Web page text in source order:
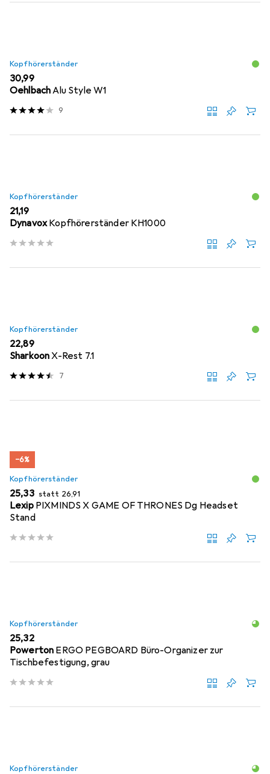
Kopfhörerständer
EUR
30,99
OehlbachAlu Style W1
9
Kopfhörerständer
EUR
21,19
DynavoxKopfhörerständer KH1000
Kopfhörerständer
EUR
22,89
SharkoonX-Rest 7.1
7
−6%
Kopfhörerständer
EUR
25,33 statt EUR
26,91
Lexip PIXMINDS X GAME OF THRONES Dg Headset
Stand
Kopfhörerständer
EUR
25,32
Powerton ERGO PEGBOARD Büro-Organizer zur
Tischbefestigung, grau
Kopfhörerständer